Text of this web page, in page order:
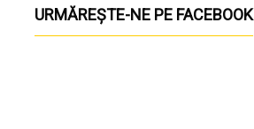
URMĂREȘTE-NE PE FACEBOOK